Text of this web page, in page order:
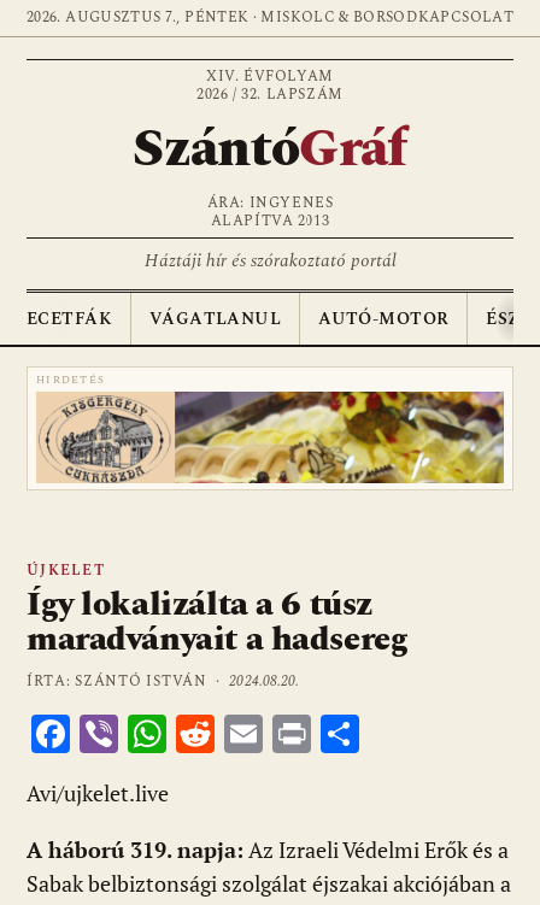
2026. AUGUSZTUS 7., PÉNTEK · MISKOLC & BORSODKAPCSOLAT
XIV. ÉVFOLYAM
2026 / 32. LAPSZÁM
SzántóGráf
ÁRA: INGYENES
ALAPÍTVA 2013
Háztáji hír és szórakoztató portál
ECETFÁK VÁGATLANUL AUTÓ-MOTOR
HIRDETÉS
ÚJKELET
Így lokalizálta a 6 túsz
maradványait a hadsereg
ÍRTA: SZÁNTÓ ISTVÁN ·2024.08.20.
F
ac
e
b
o
Vi
b
er
W
at
s
A
R
di
t
E
l
Pr
m
e
Avi/ujkelet.live
A háború 319. napja: Az Izraeli Védelmi Erők és a
Sabak belbiztonsági szolgálat éjszakai akciójában a